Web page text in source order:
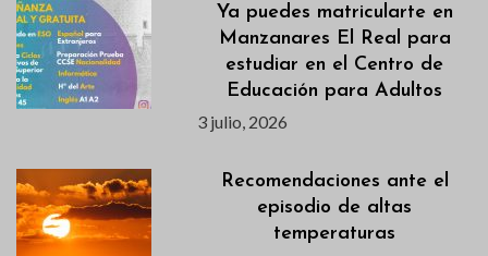
Ya puedes matricularte en
Manzanares El Real para
estudiar en el Centro de
Educación para Adultos
3 julio, 2026
Recomendaciones ante el
episodio de altas
temperaturas